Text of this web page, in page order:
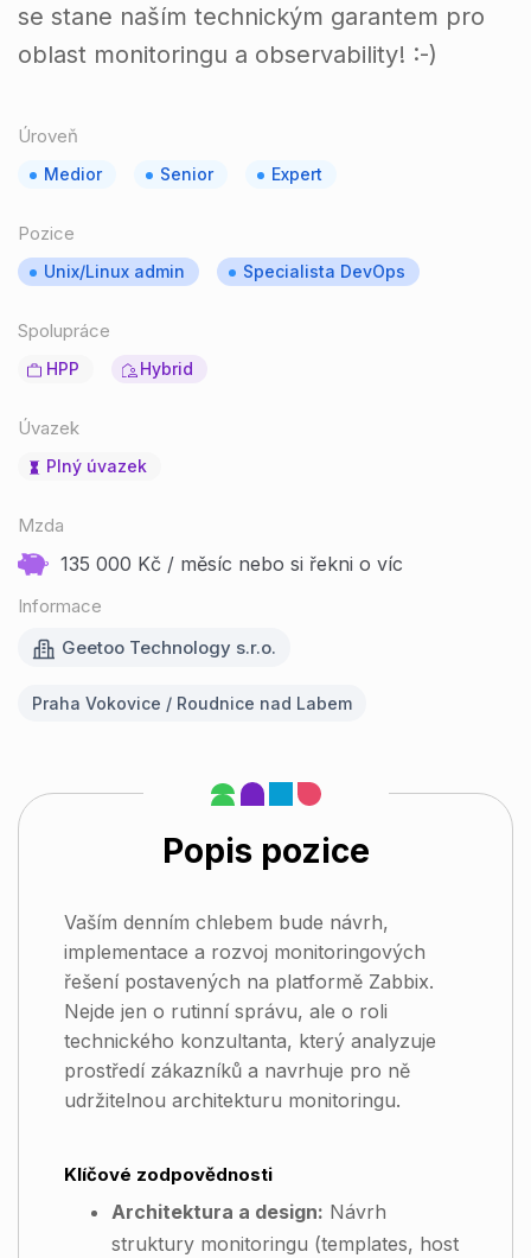
se stane naším technickým garantem pro
oblast monitoringu a observability! :-)
Úroveň
Medior Senior Expert
Pozice
Unix/Linux admin Specialista DevOps
Spolupráce
HPP Hybrid
Úvazek
Plný úvazek
Mzda
135 000 Kč / měsíc nebo si řekni o víc
Informace
Geetoo Technology s.r.o.
Praha Vokovice / Roudnice nad Labem
Popis pozice
Vaším denním chlebem bude návrh,
implementace a rozvoj monitoringových
řešení postavených na platformě Zabbix.
Nejde jen o rutinní správu, ale o roli
technického konzultanta, který analyzuje
prostředí zákazníků a navrhuje pro ně
udržitelnou architekturu monitoringu.
Klíčové zodpovědnosti
Architektura a design: Návrh
struktury monitoringu (templates, host